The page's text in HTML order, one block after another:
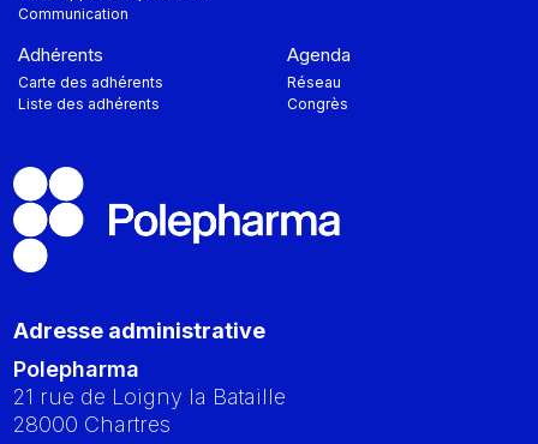
Adresse administrative
Polepharma
21 rue de Loigny la Bataille
28000 Chartres
Communication
Adhérents
Carte des adhérents
Liste des adhérents
Agenda
Réseau
Congrès